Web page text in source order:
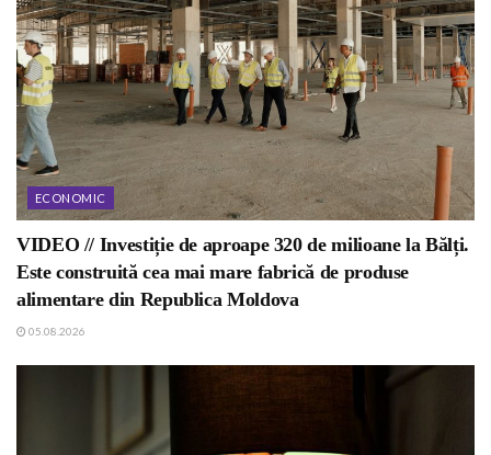
ECONOMIC
VIDEO // Investiție de aproape 320 de milioane la Bălți.
Este construită cea mai mare fabrică de produse
alimentare din Republica Moldova
05.08.2026